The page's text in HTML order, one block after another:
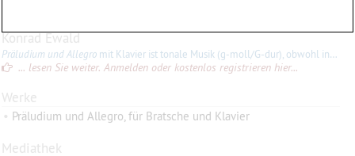
Konrad Ewald
Präludium und Allegro mit Klavier ist tonale Musik (g-moll/G-dur), obwohl in der Mitte des 20. Jahrhunderts entstanden. Mitreissende Musik (gelegentlich sehr hohe Lagen).
... lesen Sie weiter. Anmelden oder kostenlos registrieren hier...
Werke
• Präludium und Allegro, für Bratsche und Klavier
Mediathek